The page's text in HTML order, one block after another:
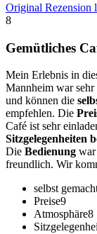
Original Rezension
8
Gemütliches
Mein Erlebnis in
Mannheim war sehr
und können die
empfehlen. Die
Café ist sehr
Sitzgelegenheiten
Die Bedienung
freundlich. Wir
selbst
Preise9
Atmosphäre8